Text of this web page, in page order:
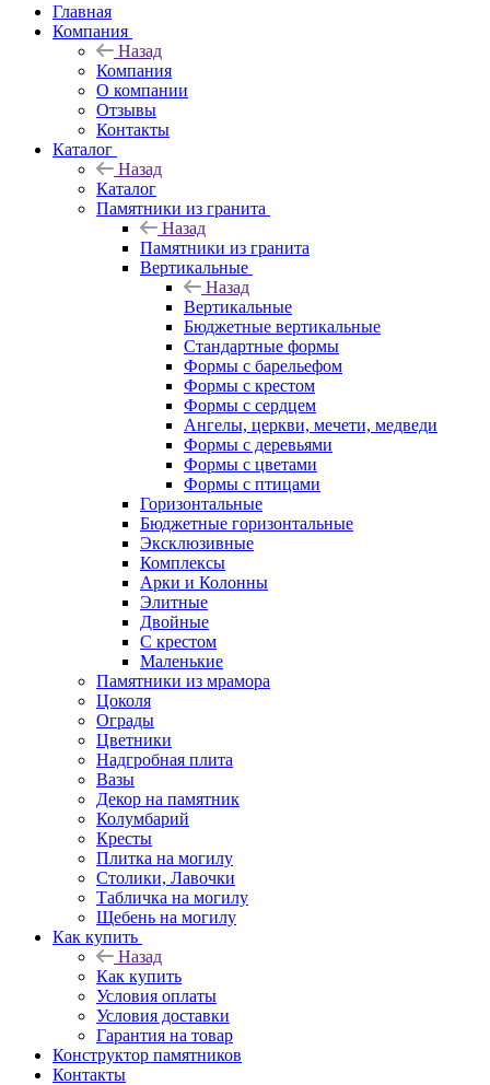
Главная
Компания
Назад
Компания
О компании
Отзывы
Контакты
Каталог
Назад
Каталог
Памятники из гранита
Назад
Памятники из гранита
Вертикальные
Назад
Вертикальные
Бюджетные вертикальные
Стандартные формы
Формы с барельефом
Формы с крестом
Формы с сердцем
Ангелы, церкви, мечети, медведи
Формы с деревьями
Формы с цветами
Формы с птицами
Горизонтальные
Бюджетные горизонтальные
Эксклюзивные
Комплексы
Арки и Колонны
Элитные
Двойные
С крестом
Маленькие
Памятники из мрамора
Цоколя
Ограды
Цветники
Надгробная плита
Вазы
Декор на памятник
Колумбарий
Кресты
Плитка на могилу
Столики, Лавочки
Табличка на могилу
Щебень на могилу
Как купить
Назад
Как купить
Условия оплаты
Условия доставки
Гарантия на товар
Конструктор памятников
Контакты